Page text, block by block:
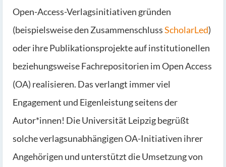
Open-Access-Verlagsinitiativen gründen
(beispielsweise den ZusammenschlussScholarLed)
oder ihre Publikationsprojekte auf institutionellen
beziehungsweise Fachrepositorien im Open Access
(OA) realisieren. Das verlangt immer viel
Engagement und Eigenleistung seitens der
Autor*innen! Die Universität Leipzig begrüßt
solche verlagsunabhängigen OA-Initiativen ihrer
Angehörigen und unterstützt die Umsetzung von